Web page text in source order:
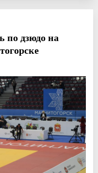
по дзюдо на